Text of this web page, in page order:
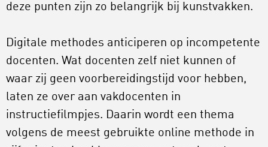
deze punten zijn zo belangrijk bij kunstvakken.
Digitale methodes anticiperen op incompetente
docenten. Wat docenten zelf niet kunnen of
waar zij geen voorbereidingstijd voor hebben,
laten ze over aan vakdocenten in
instructiefilmpjes. Daarin wordt een thema
volgens de meest gebruikte online methode in